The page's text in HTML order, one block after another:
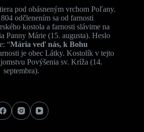
pod obásneným vrchom Poľany.
odčlenením sa od farnosti
kostola a farnosti slávime na
Panny Márie (15. augusta). Heslo
“Mária veď nás, k Bohu
je obec Látky. Kostolík v tejto
Povýšenia sv. Kríža (14.
septembra).